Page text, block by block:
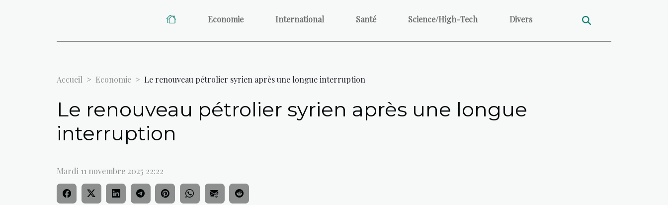
Economie International Santé Science/High-Tech Divers
Accueil Economie Le renouveau pétrolier syrien après une longue interruption
Le renouveau pétrolier syrien après une longue
interruption
Mardi 11 novembre 2025 22:22